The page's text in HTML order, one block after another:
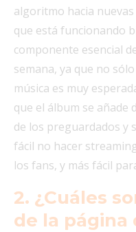
algoritmo hacia
que está funcionando
componente esencial
semana, ya que no
música es muy
que el álbum se añade
de los preguardados y
fácil no hacer
los fans, y más fácil
2. ¿Cuáles
de la página